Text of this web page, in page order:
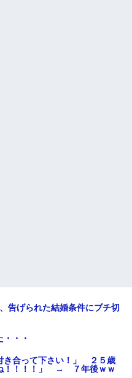
告げられた結婚条件にブチ切
・・
き合って下さい！」 ２５歳
！！！！」 → ７年後ｗｗ